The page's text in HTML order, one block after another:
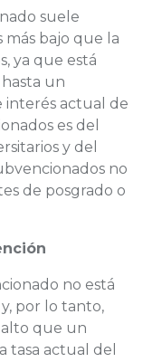
suele
bajo que la
ya que está
un
interés actual de
es del
y del
no
de posgrado o
no está
por lo tanto,
que un
tasa actual del